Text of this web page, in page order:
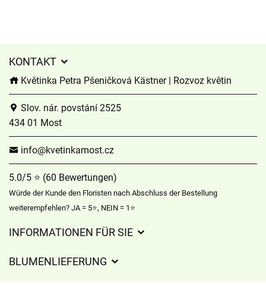
KONTAKT
Květinka Petra Pšeničková Kästner | Rozvoz květin
Slov. nár. povstání 2525
434 01 Most
info@kvetinkamost.cz
5.0/5 ⭐ (60 Bewertungen)
Würde der Kunde den Floristen nach Abschluss der Bestellung
weiterempfehlen? JA = 5⭐, NEIN = 1⭐
INFORMATIONEN FÜR SIE
BLUMENLIEFERUNG